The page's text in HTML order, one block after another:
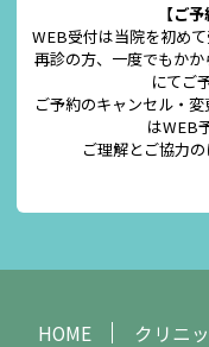
【ご
WEB受付は当院を初め
再診の方、一度でもか
にてご
ご予約のキャンセル・
はWEB
ご理解とご協力の
HOME クリニ